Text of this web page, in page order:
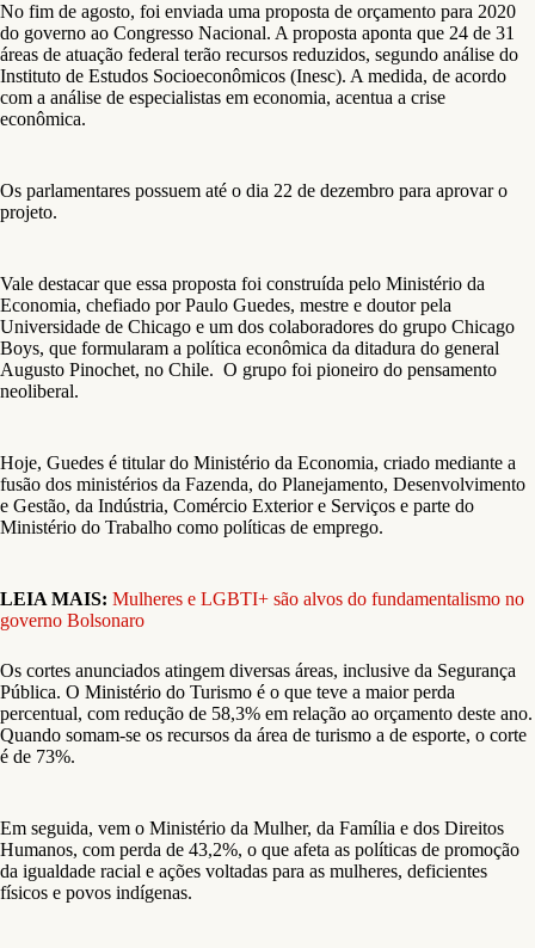
No fim de agosto, foi enviada uma proposta de orçamento para 2020
do governo ao Congresso Nacional. A proposta aponta que 24 de 31
áreas de atuação federal terão recursos reduzidos, segundo análise do
Instituto de Estudos Socioeconômicos (Inesc). A medida, de acordo
com a análise de especialistas em economia, acentua a crise
econômica.
Os parlamentares possuem até o dia 22 de dezembro para aprovar o
projeto.
Vale destacar que essa proposta foi construída pelo Ministério da
Economia, chefiado por Paulo Guedes, mestre e doutor pela
Universidade de Chicago e um dos colaboradores do grupo Chicago
Boys, que formularam a política econômica da ditadura do general
Augusto Pinochet, no Chile. O grupo foi pioneiro do pensamento
neoliberal.
Hoje, Guedes é titular do Ministério da Economia, criado mediante a
fusão dos ministérios da Fazenda, do Planejamento, Desenvolvimento
e Gestão, da Indústria, Comércio Exterior e Serviços e parte do
Ministério do Trabalho como políticas de emprego.
LEIA MAIS: Mulheres e LGBTI+ são alvos do fundamentalismo no
governo Bolsonaro
Os cortes anunciados atingem diversas áreas, inclusive da Segurança
Pública. O Ministério do Turismo é o que teve a maior perda
percentual, com redução de 58,3% em relação ao orçamento deste ano.
Quando somam-se os recursos da área de turismo a de esporte, o corte
é de 73%.
Em seguida, vem o Ministério da Mulher, da Família e dos Direitos
Humanos, com perda de 43,2%, o que afeta as políticas de promoção
da igualdade racial e ações voltadas para as mulheres, deficientes
físicos e povos indígenas.